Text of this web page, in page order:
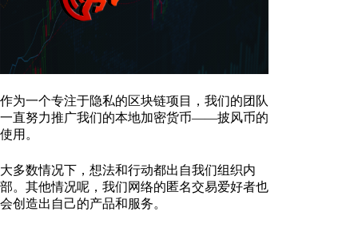
作为一个专注于隐私的区块链项目，我们的团队
一直努力推广我们的本地加密货币——披风币的
使用。
大多数情况下，想法和行动都出自我们组织内
部。其他情况呢，我们网络的匿名交易爱好者也
会创造出自己的产品和服务。